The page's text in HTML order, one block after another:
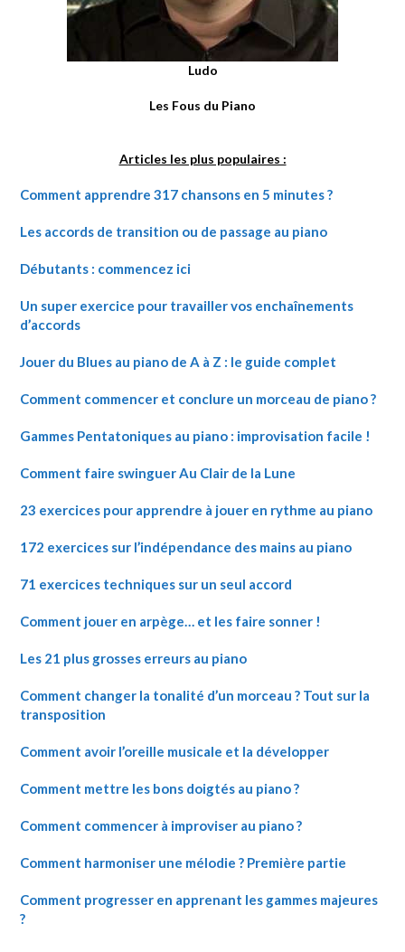
Ludo
Les Fous du Piano
Articles les plus populaires :
Comment apprendre 317 chansons en 5 minutes ?
Les accords de transition ou de passage au piano
Débutants : commencez ici
Un super exercice pour travailler vos enchaînements
d’accords
Jouer du Blues au piano de A à Z : le guide complet
Comment commencer et conclure un morceau de piano ?
Gammes Pentatoniques au piano : improvisation facile !
Comment faire swinguer Au Clair de la Lune
23 exercices pour apprendre à jouer en rythme au piano
172 exercices sur l’indépendance des mains au piano
71 exercices techniques sur un seul accord
Comment jouer en arpège… et les faire sonner !
Les 21 plus grosses erreurs au piano
Comment changer la tonalité d’un morceau ? Tout sur la
transposition
Comment avoir l’oreille musicale et la développer
Comment mettre les bons doigtés au piano ?
Comment commencer à improviser au piano ?
Comment harmoniser une mélodie ? Première partie
Comment progresser en apprenant les gammes majeures
?